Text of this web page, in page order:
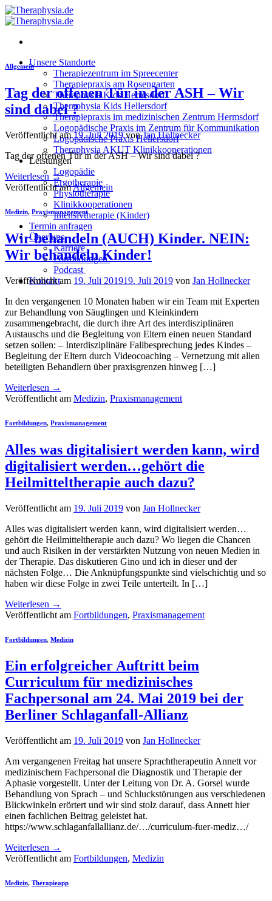
Zum
Inhalt
Unsere Standorte
Therapiezentrum im Spreecenter
Therapiepraxis am Rosengarten
Theraphysia Kids Hermsdorf
Theraphysia Kids Hellersdorf
Therapiepraxis im medizinischen Zentrum Hermsdorf
Logopädische Praxis im Zentrum für Kommunikation
Logopädische Praxis Hellersdorf
Theraphysia AKUT Klinikkooperationen
Leistungen
Logopädie
Ergotherapie
Physiotherapie
Klinikkooperationen
Intensivtherapie (Kinder)
Termin anfragen
Über uns
Karriere
Fortbildungen
Podcast
Kontakt
Allgemein
Tag der offenen Tür in der ASH – Wir
sind dabei ?
Veröffentlicht am19. Juli 2019 vonJan Hollnecker
Tag der offenen Tür in der ASH – Wir sind dabei ?
Weiterlesen →
Veröffentlicht amAllgemein
Medizin, Praxismanagement
Wir behandeln (AUCH) Kinder. NEIN:
Wir behandeln Kinder!
Veröffentlicht am 19. Juli 201919. Juli 2019 von Jan Hollnecker
In den vergangenen 10 Monaten haben wir ein Team mit Experten
zur Behandlung von Säuglingen und Kleinkindern
zusammengebracht, die durch ihre Art des interdisziplinären
Austauschs und die Begleitung von Eltern einen neuen Standard
setzen sollen: – Interdisziplinäre Fallbesprechung jedes Kindes –
Begleitung der Eltern durch Videocoaching – Vernetzung mit allen
beteiligten Behandlern über praxisgrenzen hinweg […]
Weiterlesen →
Veröffentlicht am Medizin, Praxismanagement
Fortbildungen, Praxismanagement
Alles was digitalisiert werden kann, wird
digitalisiert werden…gehört die
Heilmitteltherapie auch dazu?
Veröffentlicht am 19. Juli 2019 von Jan Hollnecker
Alles was digitalisiert werden kann, wird digitalisiert werden…
gehört die Heilmitteltherapie auch dazu? Wo liegen die Chancen
und auch Risiken in der verstärkten Nutzung von neuen Medien in
der Therapie. Das diskutieren Gino und ich in dieser und der
nächsten Folge… Die Anknüpfungspunkte sind vielschichtig und so
haben wir diese Folge in zwei Teile unterteilt. In […]
Weiterlesen →
Veröffentlicht am Fortbildungen, Praxismanagement
Fortbildungen, Medizin
Ein erfolgreicher Auftritt beim
Curriculum für medizinisches
Fachpersonal am 24. Mai 2019 bei der
Berliner Schlaganfall-Allianz
Veröffentlicht am 19. Juli 2019 von Jan Hollnecker
Am vergangenen Freitag hat unsere Sprachtherapeutin Annett vor
medizinischem Fachpersonal die Diagnostik und Therapie der
Aphasie vorgestellt. Unter der Leitung von Dr. A. Gorsel wurde
Behandlung von Sprach – und Schluckstörungen aus verschiedenen
Blickwinkeln erörtert und wir sind stolz darauf, dass Annett hier
einen fachlichen Beitrag geleistet hat.
https://www.schlaganfallallianz.de/…/curriculum-fuer-mediz…/
Weiterlesen →
Veröffentlicht am Fortbildungen, Medizin
Medizin, Therapieapp